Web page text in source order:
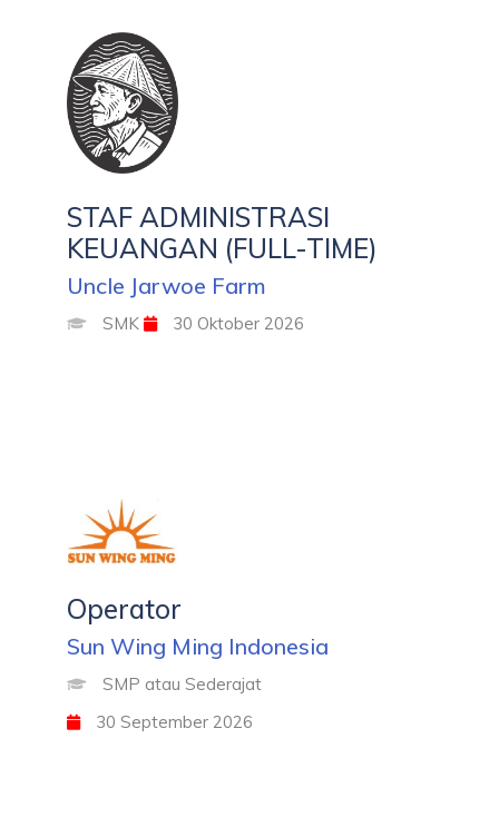
STAF ADMINISTRASI
KEUANGAN (FULL-TIME)
Uncle Jarwoe Farm
SMK 30 Oktober 2026
Operator
Sun Wing Ming Indonesia
SMP atau Sederajat
30 September 2026